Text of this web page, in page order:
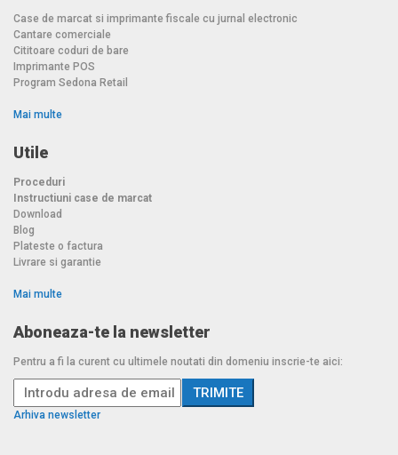
Case de marcat si imprimante fiscale cu jurnal electronic
Cantare comerciale
Cititoare coduri de bare
Imprimante POS
Program Sedona Retail
Mai multe
Utile
Proceduri
Instructiuni case de marcat
Download
Blog
Plateste o factura
Livrare si garantie
Mai multe
Aboneaza-te la newsletter
Pentru a fi la curent cu ultimele noutati din domeniu inscrie-te aici:
Arhiva newsletter